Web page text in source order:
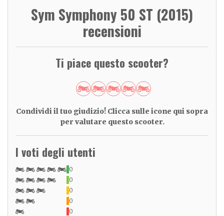
Sym Symphony 50 ST (2015)
recensioni
Ti piace questo scooter?
Condividi il tuo giudizio! Clicca sulle icone qui sopra
per valutare questo scooter.
I voti degli utenti
0
0
0
0
0